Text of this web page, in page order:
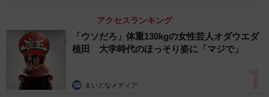
アクセスランキング
「ウソだろ」体重130kgの女性芸人オダウエダ
植田 大学時代のほっそり姿に「マジで」
まいどなメディア